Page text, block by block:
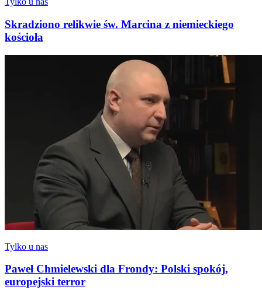
Skradziono relikwie św. Marcina z niemieckiego
kościoła
Tylko u nas
Paweł Chmielewski dla Frondy: Polski spokój,
europejski terror